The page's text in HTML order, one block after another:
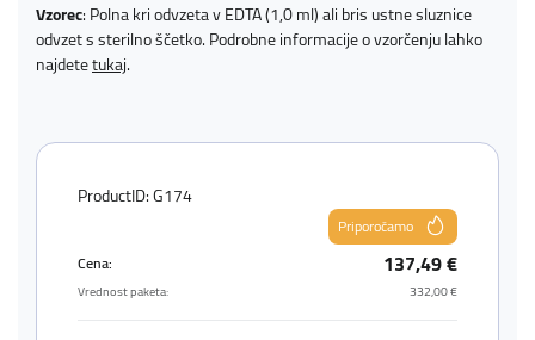
Vzorec: Polna kri odvzeta v EDTA (1,0 ml) ali bris ustne sluznice
odvzet s sterilno ščetko. Podrobne informacije o vzorčenju lahko
najdetetukaj.
ProductID: G174
Priporočamo
Cena:
137,49 €
Vrednost paketa: 332,00 €